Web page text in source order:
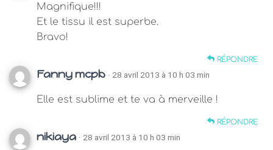
Magnifique!!!
Et le tissu il est superbe.
Bravo!
RÉPONDRE
Fanny mcpb · 28 avril 2013 à 10 h 03 min
Elle est sublime et te va à merveille !
RÉPONDRE
nikiaya · 28 avril 2013 à 10 h 03 min